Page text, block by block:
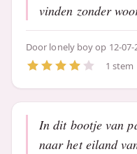
vinden zonder
Door lonely boyop 12-07-
1 stem
In dit bootje van
naar het eiland